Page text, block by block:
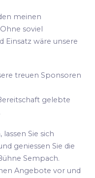
meinen
soviel
Einsatz wäre unsere
treuen Sponsoren
gelebte
lassen Sie sich
geniessen Sie die
Sempach.
Angebote vor und